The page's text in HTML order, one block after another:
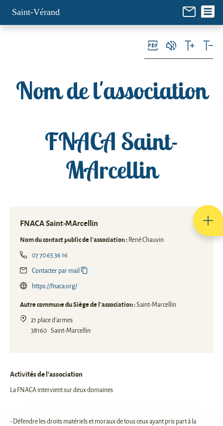
Saint-Vérand
Nom de l'association
FNACA Saint-
MArcellin
FNACA Saint-MArcellin
Nom du contact public de l'association :René Chauvin
07 70 65 36 16
Contacter par mail
https://fnaca.org/
Autre commune du Siège de l'association :Saint-Marcellin
21 place d'armes
38160 Saint-Marcellin
Activités de l'association
La FNACA intervient sur deux domaines
- Défendre les droits matériels et moraux de tous ceux ayant pris part à la